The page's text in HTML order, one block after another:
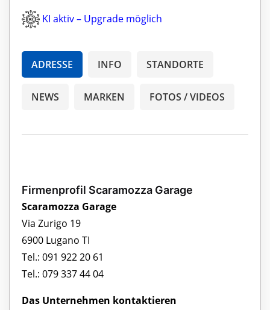
KI aktiv – Upgrade möglich
ADRESSE INFO STANDORTE
NEWS MARKEN FOTOS / VIDEOS
Firmenprofil Scaramozza Garage
Scaramozza Garage
Via Zurigo 19
6900 Lugano TI
Tel.: 091 922 20 61
Tel.: 079 337 44 04
Das Unternehmen kontaktieren